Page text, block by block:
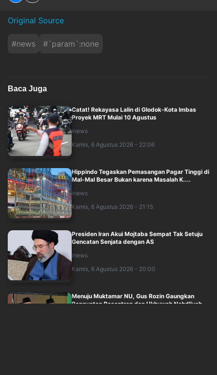
Original Source
#news #`param`:none
Baca Juga
Catat! Rekayasa Lalin di Glodok-Kota Imbas
Proyek MRT Mulai 10 Agustus
inews
Kamis, 6 Agustus 2026 - 22:06
Hippindo Tegaskan Pemasangan Pagar Tinggi di
Mal-Mal Besar Bukan karena Masalah K....
inews
Kamis, 6 Agustus 2026 - 21:15
Presiden Iran Akui Mojtaba Sempat Tak Setuju
Gencatan Senjata dengan AS
inews
Kamis, 6 Agustus 2026 - 20:00
Menuju Muktamar NU, Gus Rozin Gaungkan
Penguatan Pesantren dan Ukhuwah Nahdliyah